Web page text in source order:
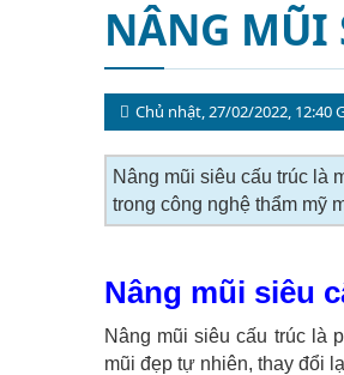
NÂNG MŨI
Chủ nhật, 27/02/2022, 12:40
Nâng mũi siêu cấu trúc là
trong công nghệ thẩm mỹ
Nâng mũi siêu
Nâng mũi siêu cấu trúc là
mũi đẹp tự nhiên, thay đổi